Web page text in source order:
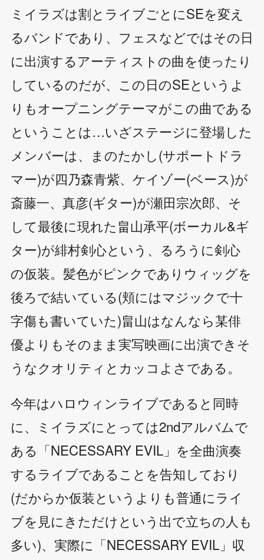
ミイラズは割とライブごとにSEを変え
るバンドであり、フェスなどではその日
に出演するアーティストの曲を使ったり
しているのだが、この日のSEというよ
りもオープニングテーマがこの曲である
ということは…いざステージに登場した
メンバーは、まのたかし(サポートドラ
マー)が四乃森青紫、ケイゾー(ベース)が
斎藤一、真彦(ギター)が瀬田宗次郎、そ
して最後に現れた畠山承平(ボーカル&ギ
ター)が緋村剣心という、るろうに剣心
の仮装。髪色がピンクでありウィッグを
後ろで結いている(頬にはマジックで十
字傷も書いていた)畠山はなんなら某俳
優よりもそのまま実写映画に出演できそ
うなクオリティとカッコよさである。
今年はハロウィンライブであると同時
に、ミイラズにとっては2ndアルバムで
ある「NECESSARY EVIL」を全曲演奏
するライブであることを告知しており
(だからか仮装というよりも普通にライ
ブを見にきただけという出で立ちの人も
多い)、実際に「NECESSARY EVIL」収